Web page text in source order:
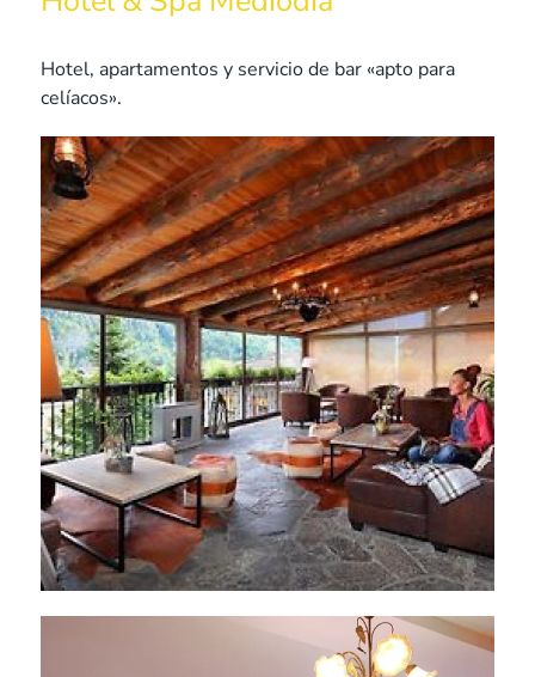
Hotel, apartamentos y servicio de bar «apto para
celíacos».